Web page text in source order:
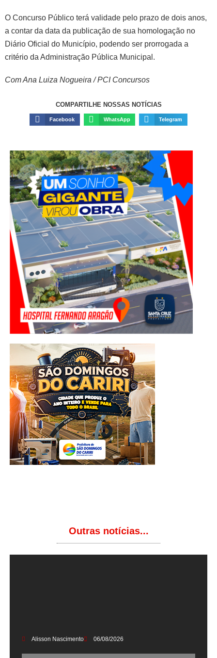
O Concurso Público terá validade pelo prazo de dois anos,
a contar da data da publicação de sua homologação no
Diário Oficial do Município, podendo ser prorrogada a
critério da Administração Pública Municipal.
Com Ana Luiza Nogueira / PCI Concursos
COMPARTILHE NOSSAS NOTÍCIAS
Facebook WhatsApp Telegram
Outras notícias...
Alisson Nascimento 06/08/2026